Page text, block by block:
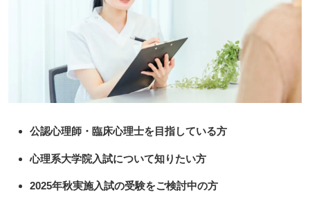
公認心理師・臨床心理士を目指している方
心理系大学院入試について知りたい方
2025年秋実施入試の受験をご検討中の方